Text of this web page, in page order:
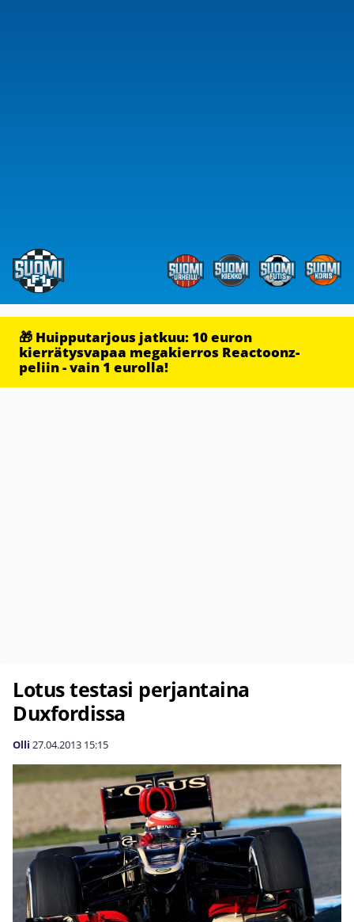
🎁 Huipputarjous jatkuu: 10 euron
kierrätysvapaa megakierros Reactoonz-
peliin - vain 1 eurolla!
Lotus testasi perjantaina
Duxfordissa
Olli 27.04.2013 15:15